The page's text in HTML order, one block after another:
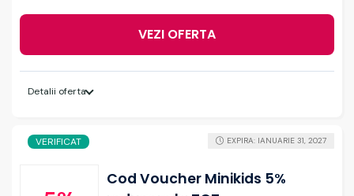
VEZI OFERTA
Detalii oferta
VERIFICAT
Cod Voucher Minikids 5%
EXPIRA: IANUARIE 31, 2027